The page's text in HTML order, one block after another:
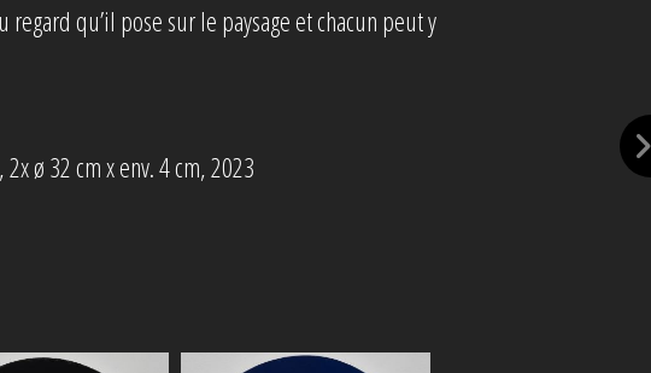
qu’il pose sur le paysage et chacun peut y
ø 32 cm x env. 4 cm, 2023